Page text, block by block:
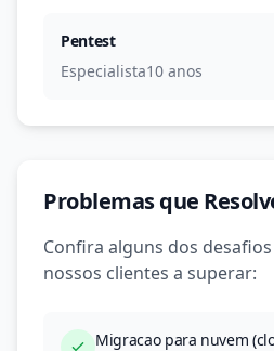
Pentest
Especialista10 anos
Problemas que
Confira alguns dos
nossos clientes a superar:
Migracao para nuvem